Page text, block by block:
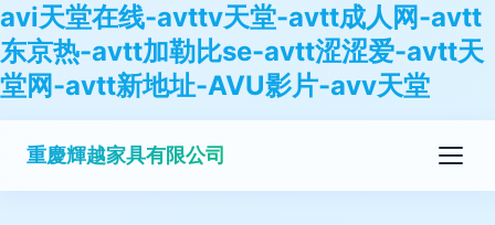
avi天堂在线-avttv天堂-avtt成人网-avtt
东京热-avtt加勒比se-avtt涩涩爱-avtt天
堂网-avtt新地址-AVU影片-avv天堂
重慶輝越家具有限公司